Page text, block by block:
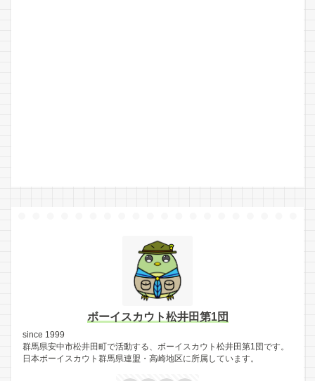
ボーイスカウト松井田第1団
since 1999
群馬県安中市松井田町で活動する、ボーイスカウト松井田第1団です。
日本ボーイスカウト群馬県連盟・高崎地区に所属しています。